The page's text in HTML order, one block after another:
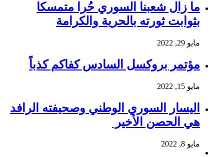
ما زال شعبنا السوري حُرا متمسكا
بثوابت ثورته بالحرية والكرامة
مايو 29, 2022
مؤتمر بروكسل السادس كفاكم كذباً
مايو 15, 2022
اليسار السوري الوطني وصحيفته الرافد
هي الحصن الأخير
مايو 8, 2022